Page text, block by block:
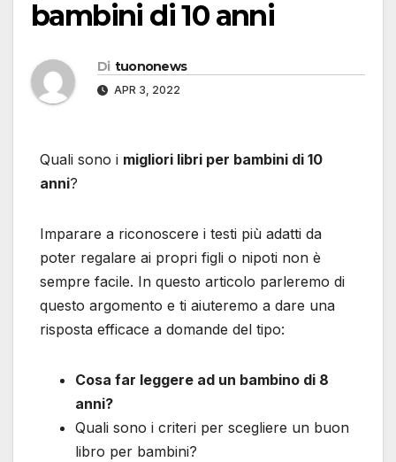
bambini di 10 anni
Di tuononews
APR 3, 2022
Quali sono i migliori libri per bambini di 10
anni?
Imparare a riconoscere i testi più adatti da
poter regalare ai propri figli o nipoti non è
sempre facile. In questo articolo parleremo di
questo argomento e ti aiuteremo a dare una
risposta efficace a domande del tipo:
Cosa far leggere ad un bambino di 8
anni?
Quali sono i criteri per scegliere un buon
libro per bambini?